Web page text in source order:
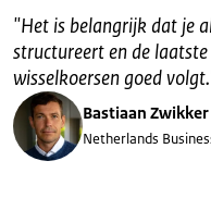
"Het is belangrijk dat je
structureert en de
wisselkoersen goed volgt.
Bastiaan Zwikker
Netherlands